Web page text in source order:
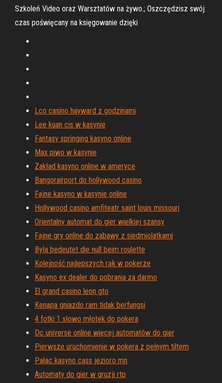
Szkoleń Video oraz Warsztatów na żywo.; Oszczędzisz swój
czas poświęcany na księgowanie dzięki
Lco casino hayward z godzinami
Lee kuan cis w kasynie
Fantasy springing kasyno online
Max piwo w kasynie
Zakład kasyno online w ameryce
Bangorairport do hollywood casino
Fajne kasyno w kasynie online
Hollywood casino amfiteatr saint louis missouri
Orientalny automat do gier wielkiej szansy
Fajne gry online do zabawy z siedmiolatkami
Była bedeutet die null beim roulette
Kolejność najlepszych rąk w pokerze
Kasyno ex dealer do pobrania za darmo
El grand casino leon gto
Kenapa gniazdo ram tidak berfungsi
4 fotki 1 słowo młotek do pokera
Dc universe online więcej automatów do gier
Pierwsze uruchomienie w pokera z pełnym tiltem
Pałac kasyno cass jezioro mn
Automaty do gier w gruzji rtp